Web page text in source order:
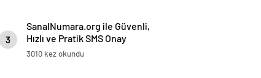
3
SanalNumara.org ile Güvenli,
Hızlı ve Pratik SMS Onay
Çözümleri
3010 kez okundu